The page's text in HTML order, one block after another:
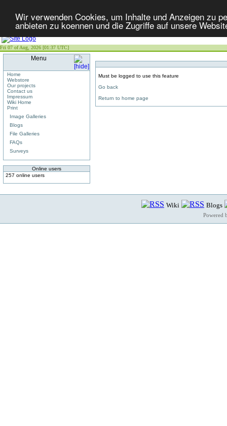
Wir verwenden Cookies, um Inhalte und Anzeigen zu
anbieten zu koennen und die Zugriffe auf unsere
Fri 07 of Aug, 2026 [01:37 UTC]
Menu
Home
Webstore
Our projects
Contact us
Impressum
Wiki Home
Print
Image Galleries
Blogs
File Galleries
FAQs
Surveys
Online users
257 online users
Must be logged to use this feature
Go back
Return to home page
Wiki Blogs
Powered